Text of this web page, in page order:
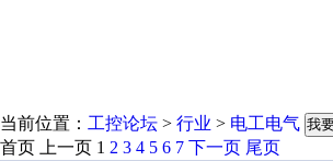
当前位置： 工控论坛 > 行业 > 电工电气 我
首页 上一页 1 2 3 4 5 6 7 下一页 尾页